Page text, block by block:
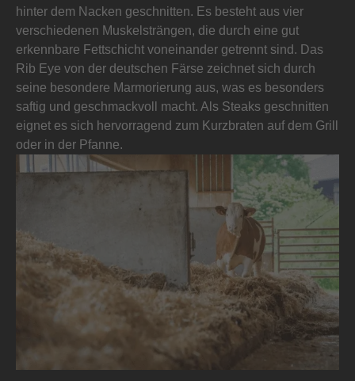
hinter dem Nacken geschnitten. Es besteht aus vier
verschiedenen Muskelsträngen, die durch eine gut
erkennbare Fettschicht voneinander getrennt sind. Das
Rib Eye von der deutschen Färse zeichnet sich durch
seine besondere Marmorierung aus, was es besonders
saftig und geschmackvoll macht. Als Steaks geschnitten
eignet es sich hervorragend zum Kurzbraten auf dem Grill
oder in der Pfanne.